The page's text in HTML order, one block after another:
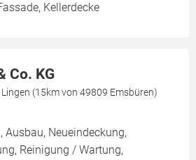
Kellerdecke
Co. KG
(15km von 49809 Emsbüren)
Ausbau, Neueindeckung,
Reinigung / Wartung,